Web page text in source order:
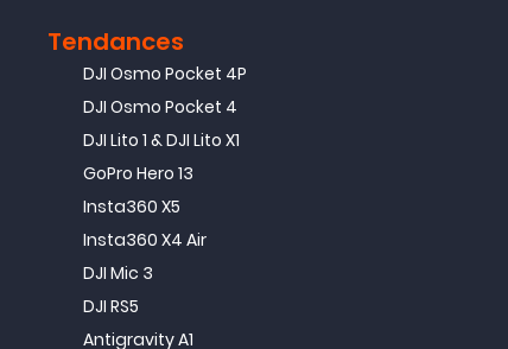
Tendances
DJI Osmo Pocket 4P
DJI Osmo Pocket 4
DJI Lito 1 & DJI Lito X1
GoPro Hero 13
Insta360 X5
Insta360 X4 Air
DJI Mic 3
DJI RS5
Antigravity A1